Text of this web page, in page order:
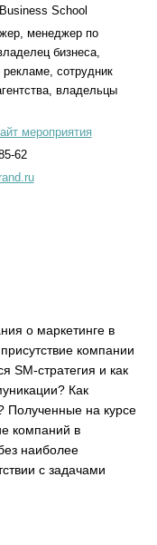
School
менеджер по
бизнеса,
сотрудник
владельцы
мероприятия
62
о маркетинге в
компании
SМ-стратегия и как
Как
Полученные на курсе
компаний в
наиболее
с задачами